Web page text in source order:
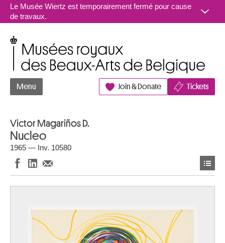
Aller au contenu
Le Musée Wiertz est temporairement fermé pour cause
de travaux.
Menu Join & Donate Tickets
Victor Magariños D.
Nucleo
1965 — Inv. 10580